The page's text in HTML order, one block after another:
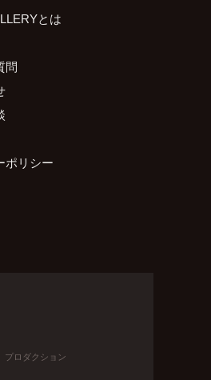
とは
問
ポリシー
プロダクション